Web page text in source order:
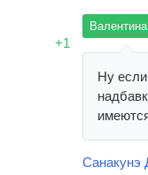
+1
Валентина
Ну
Санакунэ